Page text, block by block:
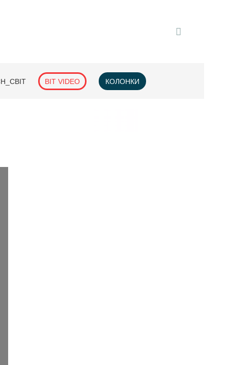
BIT VIDEO КОЛОНКИ